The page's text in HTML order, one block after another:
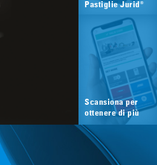
Pastiglie Jurid®
Scansiona per
ottenere di più